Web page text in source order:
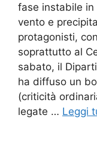
fase instabile in
vento e
protagonisti,
soprattutto al
sabato, il
ha diffuso un
(criticità
legate … Leggi